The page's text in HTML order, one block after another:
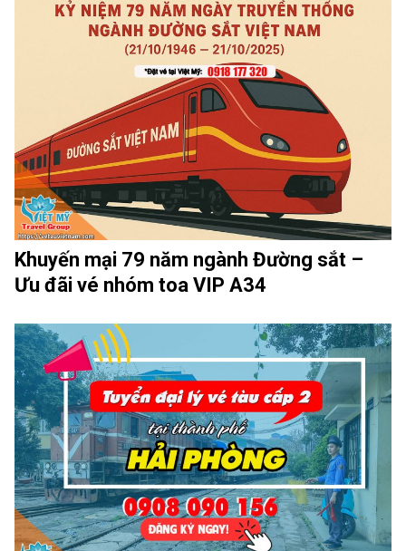
Khuyến mại 79 năm ngành Đường sắt –
Ưu đãi vé nhóm toa VIP A34